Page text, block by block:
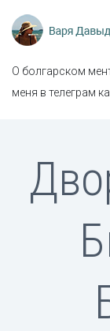
О болгарском
меня в телеграм